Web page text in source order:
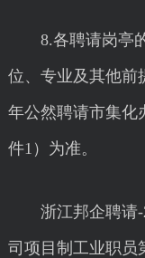
8.各聘请岗亭的
位、专业及其他前
年公然聘请市集化
件1）为准。
浙江邦企聘请-
司项目制工业职员